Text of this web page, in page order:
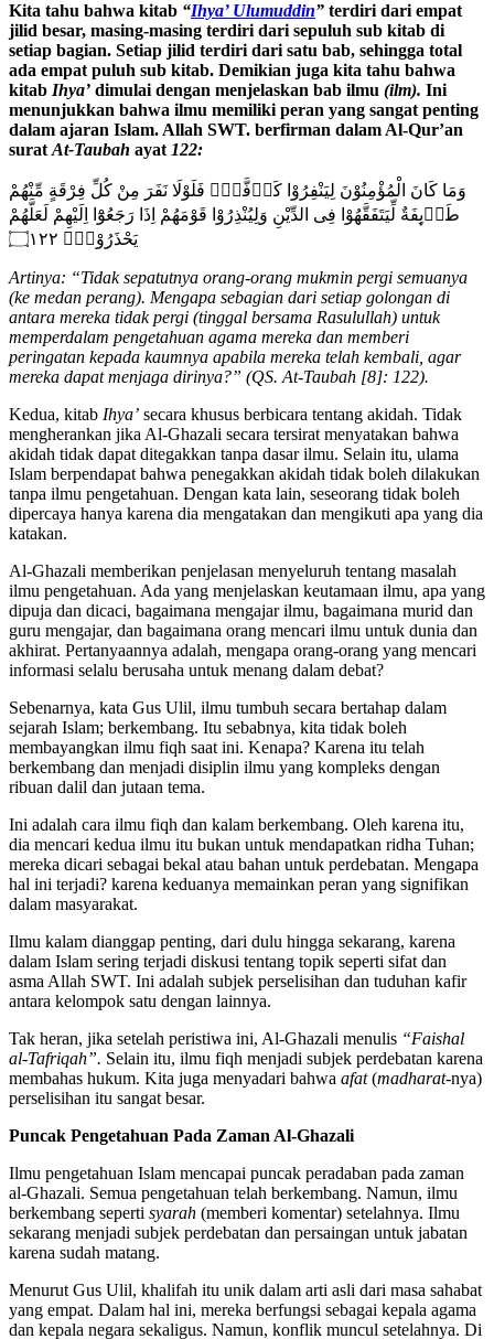
Kita tahu bahwa kitab “Ihya’ Ulumuddin” terdiri dari empat
jilid besar, masing-masing terdiri dari sepuluh sub kitab di
setiap bagian. Setiap jilid terdiri dari satu bab, sehingga total
ada empat puluh sub kitab. Demikian juga kita tahu bahwa
kitab Ihya’ dimulai dengan menjelaskan bab ilmu (ilm). Ini
menunjukkan bahwa ilmu memiliki peran yang sangat penting
dalam ajaran Islam. Allah SWT. berfirman dalam Al-Qur’an
surat At-Taubah ayat 122:
وَمَا كَانَ الْمُؤْمِنُوْنَ لِيَنْفِرُوْا كَاۤفَّةًۗ فَلَوْلَا نَفَرَ مِنْ كُلِّ فِرْقَةٍ مِّنْهُمْ
طَاۤىِٕفَةٌ لِّيَتَفَقَّهُوْا فِى الدِّيْنِ وَلِيُنْذِرُوْا قَوْمَهُمْ اِذَا رَجَعُوْٓا اِلَيْهِمْ لَعَلَّهُمْ
يَحْذَرُوْنَࣖ ۝١٢٢
Artinya: “Tidak sepatutnya orang-orang mukmin pergi semuanya
(ke medan perang). Mengapa sebagian dari setiap golongan di
antara mereka tidak pergi (tinggal bersama Rasulullah) untuk
memperdalam pengetahuan agama mereka dan memberi
peringatan kepada kaumnya apabila mereka telah kembali, agar
mereka dapat menjaga dirinya?” (QS. At-Taubah [8]: 122).
Kedua, kitab Ihya’ secara khusus berbicara tentang akidah. Tidak
mengherankan jika Al-Ghazali secara tersirat menyatakan bahwa
akidah tidak dapat ditegakkan tanpa dasar ilmu. Selain itu, ulama
Islam berpendapat bahwa penegakkan akidah tidak boleh dilakukan
tanpa ilmu pengetahuan. Dengan kata lain, seseorang tidak boleh
dipercaya hanya karena dia mengatakan dan mengikuti apa yang dia
katakan.
Al-Ghazali memberikan penjelasan menyeluruh tentang masalah
ilmu pengetahuan. Ada yang menjelaskan keutamaan ilmu, apa yang
dipuja dan dicaci, bagaimana mengajar ilmu, bagaimana murid dan
guru mengajar, dan bagaimana orang mencari ilmu untuk dunia dan
akhirat. Pertanyaannya adalah, mengapa orang-orang yang mencari
informasi selalu berusaha untuk menang dalam debat?
Sebenarnya, kata Gus Ulil, ilmu tumbuh secara bertahap dalam
sejarah Islam; berkembang. Itu sebabnya, kita tidak boleh
membayangkan ilmu fiqh saat ini. Kenapa? Karena itu telah
berkembang dan menjadi disiplin ilmu yang kompleks dengan
ribuan dalil dan jutaan tema.
Ini adalah cara ilmu fiqh dan kalam berkembang. Oleh karena itu,
dia mencari kedua ilmu itu bukan untuk mendapatkan ridha Tuhan;
mereka dicari sebagai bekal atau bahan untuk perdebatan. Mengapa
hal ini terjadi? karena keduanya memainkan peran yang signifikan
dalam masyarakat.
Ilmu kalam dianggap penting, dari dulu hingga sekarang, karena
dalam Islam sering terjadi diskusi tentang topik seperti sifat dan
asma Allah SWT. Ini adalah subjek perselisihan dan tuduhan kafir
antara kelompok satu dengan lainnya.
Tak heran, jika setelah peristiwa ini, Al-Ghazali menulis “Faishal
al-Tafriqah”. Selain itu, ilmu fiqh menjadi subjek perdebatan karena
membahas hukum. Kita juga menyadari bahwa afat(madharat-nya)
perselisihan itu sangat besar.
Puncak Pengetahuan Pada Zaman Al-Ghazali
Ilmu pengetahuan Islam mencapai puncak peradaban pada zaman
al-Ghazali. Semua pengetahuan telah berkembang. Namun, ilmu
berkembang seperti syarah (memberi komentar) setelahnya. Ilmu
sekarang menjadi subjek perdebatan dan persaingan untuk jabatan
karena sudah matang.
Menurut Gus Ulil, khalifah itu unik dalam arti asli dari masa sahabat
yang empat. Dalam hal ini, mereka berfungsi sebagai kepala agama
dan kepala negara sekaligus. Namun, konflik muncul setelahnya. Di